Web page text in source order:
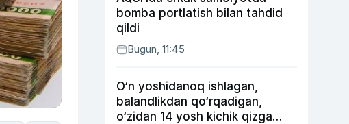
bomba portlatish bilan tahdid
qildi
Bugun, 11:45
O‘n yoshidanoq ishlagan,
balandlikdan qo‘rqadigan,
o‘zidan 14 yosh kichik qizga